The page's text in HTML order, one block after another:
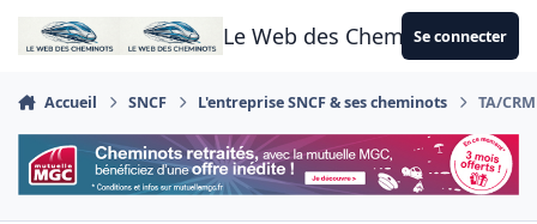
Aller au contenu
Le Web des CheminotsSe connecter
Accueil SNCF L'entreprise SNCF & ses cheminots TA/